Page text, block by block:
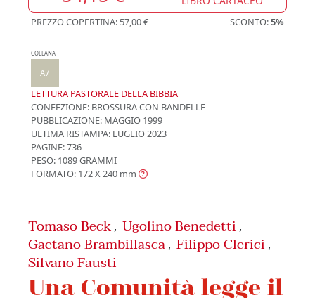
PREZZO COPERTINA:57,00 € SCONTO:5%
COLLANA
A7
LETTURA PASTORALE DELLA BIBBIA
CONFEZIONE: BROSSURA CON BANDELLE
PUBBLICAZIONE: MAGGIO 1999
ULTIMA RISTAMPA: LUGLIO 2023
PAGINE: 736
PESO: 1089 GRAMMI
FORMATO: 172 X 240 mm
Tomaso Beck , Ugolino Benedetti ,
Gaetano Brambillasca , Filippo Clerici ,
Silvano Fausti
Una Comunità legge il